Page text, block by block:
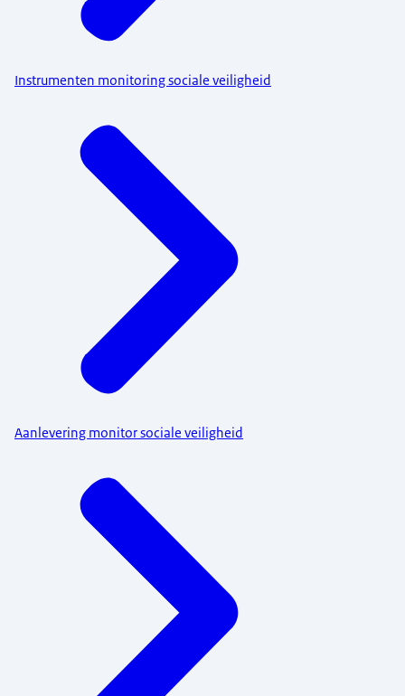
Instrumenten monitoring sociale veiligheid
Aanlevering monitor sociale veiligheid